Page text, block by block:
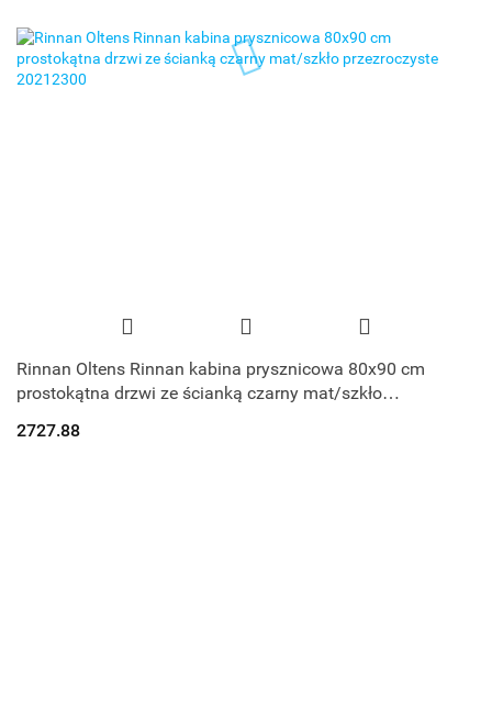
Rinnan Oltens Rinnan kabina prysznicowa 80x90 cm
prostokątna drzwi ze ścianką czarny mat/szkło
2727.88